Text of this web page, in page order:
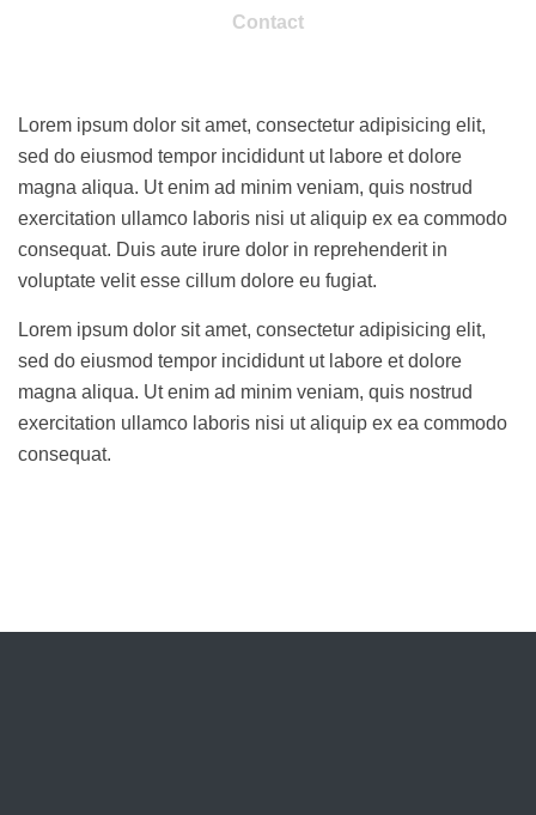
Contact
Lorem ipsum dolor sit amet, consectetur adipisicing elit,
sed do eiusmod tempor incididunt ut labore et dolore
magna aliqua. Ut enim ad minim veniam, quis nostrud
exercitation ullamco laboris nisi ut aliquip ex ea commodo
consequat. Duis aute irure dolor in reprehenderit in
voluptate velit esse cillum dolore eu fugiat.
Lorem ipsum dolor sit amet, consectetur adipisicing elit,
sed do eiusmod tempor incididunt ut labore et dolore
magna aliqua. Ut enim ad minim veniam, quis nostrud
exercitation ullamco laboris nisi ut aliquip ex ea commodo
consequat.